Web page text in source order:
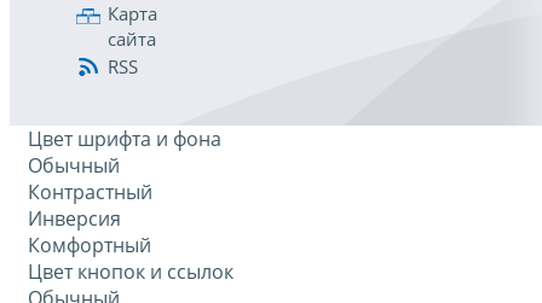
Карта
сайта
RSS
Цвет шрифта и фона
Обычный
Контрастный
Инверсия
Комфортный
Цвет кнопок и ссылок